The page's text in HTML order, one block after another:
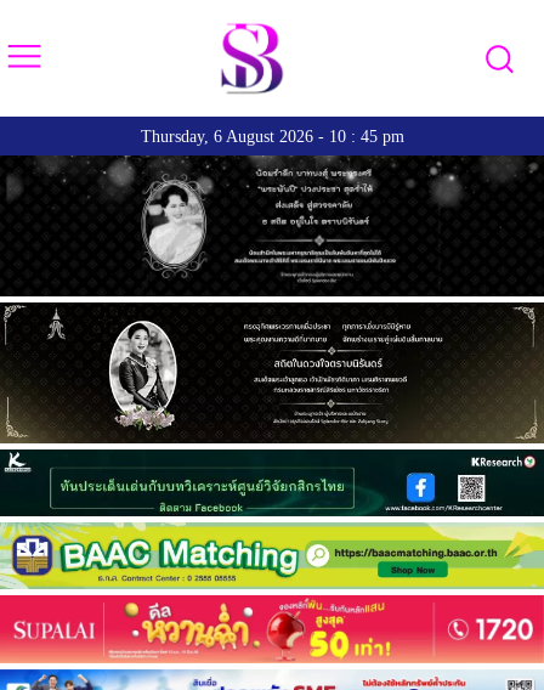
Thursday, 6 August 2026 - 10 : 45 pm